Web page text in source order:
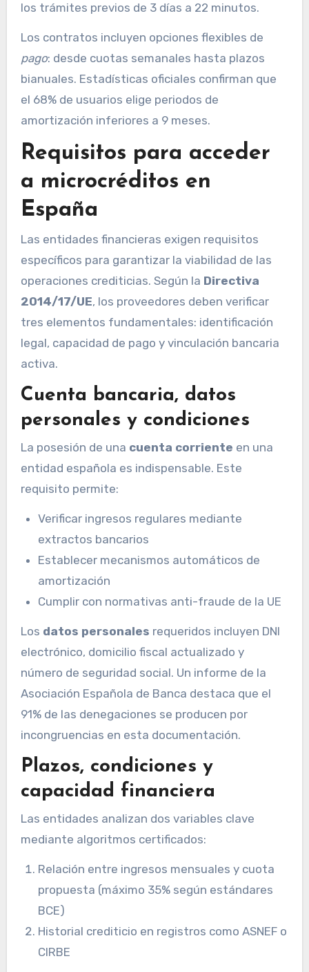
los trámites previos de 3 días a 22 minutos.
Los contratos incluyen opciones flexibles de
pago: desde cuotas semanales hasta plazos
bianuales. Estadísticas oficiales confirman que
el 68% de usuarios elige periodos de
amortización inferiores a 9 meses.
Requisitos para acceder
a microcréditos en
España
Las entidades financieras exigen requisitos
específicos para garantizar la viabilidad de las
operaciones crediticias. Según la Directiva
2014/17/UE, los proveedores deben verificar
tres elementos fundamentales: identificación
legal, capacidad de pago y vinculación bancaria
activa.
Cuenta bancaria, datos
personales y condiciones
La posesión de una cuenta corriente en una
entidad española es indispensable. Este
requisito permite:
Verificar ingresos regulares mediante
extractos bancarios
Establecer mecanismos automáticos de
amortización
Cumplir con normativas anti-fraude de la UE
Los datos personales requeridos incluyen DNI
electrónico, domicilio fiscal actualizado y
número de seguridad social. Un informe de la
Asociación Española de Banca destaca que el
91% de las denegaciones se producen por
incongruencias en esta documentación.
Plazos, condiciones y
capacidad financiera
Las entidades analizan dos variables clave
mediante algoritmos certificados:
Relación entre ingresos mensuales y cuota
propuesta (máximo 35% según estándares
BCE)
Historial crediticio en registros como ASNEF o
CIRBE